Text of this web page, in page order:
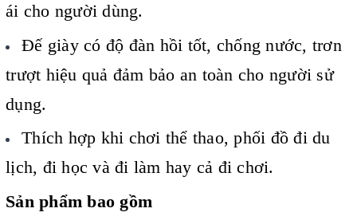
ái cho người dùng.
Đế giày có độ đàn hồi tốt, chống nước, trơn
trượt hiệu quả đảm bảo an toàn cho người sử
dụng.
Thích hợp khi chơi thể thao, phối đồ đi du
lịch, đi học và đi làm hay cả đi chơi.
Sản phẩm bao gồm